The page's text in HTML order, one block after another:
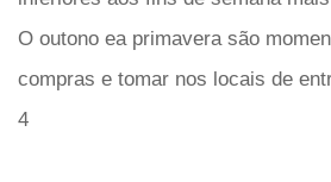
O outono ea primavera são
compras e tomar nos locais de
4